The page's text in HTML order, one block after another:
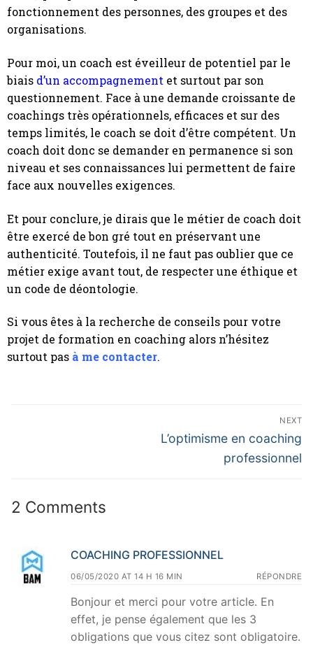
fonctionnement des personnes, des groupes et des
organisations.
Pour moi, un coach est éveilleur de potentiel par le
biais d’un accompagnement et surtout par son
questionnement. Face à une demande croissante de
coachings très opérationnels, efficaces et sur des
temps limités, le coach se doit d’être compétent. Un
coach doit donc se demander en permanence si son
niveau et ses connaissances lui permettent de faire
face aux nouvelles exigences.
Et pour conclure, je dirais que le métier de coach doit
être exercé de bon gré tout en préservant une
authenticité. Toutefois, il ne faut pas oublier que ce
métier exige avant tout, de respecter une éthique et
un code de déontologie.
Si vous êtes à la recherche de conseils pour votre
projet de formation en coaching alors n’hésitez
surtout pas à me contacter.
NEXT
L’optimisme en coaching
professionnel
2 Comments
COACHING PROFESSIONNEL
06/05/2020 AT 14 H 16 MIN RÉPONDRE
Bonjour et merci pour votre article. En
effet, je pense également que les 3
obligations que vous citez sont obligatoire.